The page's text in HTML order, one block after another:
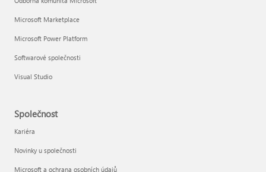
Microsoft Marketplace
Microsoft Power Platform
Softwarové společnosti
Visual Studio
Společnost
Kariéra
Novinky u společnosti
Microsoft a ochrana osobních údajů